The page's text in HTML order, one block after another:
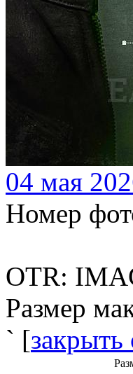
04 мая
Номер
OTR:
Размер
` [закрыть